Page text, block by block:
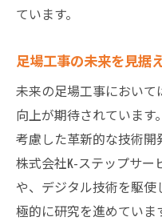
ています。
足場工事の未来を見据
未来の足場工事におい
向上が期待されています
考慮した革新的な技術開
株式会社K-ステップサー
や、デジタル技術を駆
極的に研究を進めていま